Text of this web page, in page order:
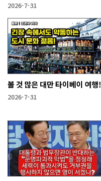
2026-7-31
볼 것 많은 대만 타이베이 여행!
2026-7-31